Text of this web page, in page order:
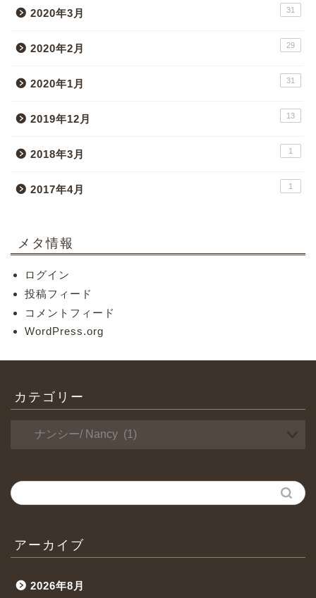
2020年3月 31
2020年2月 29
2020年1月 31
2019年12月 13
2018年3月 1
2017年4月 1
メタ情報
ログイン
投稿フィード
コメントフィード
WordPress.org
カテゴリー
アーカイブ
2026年8月